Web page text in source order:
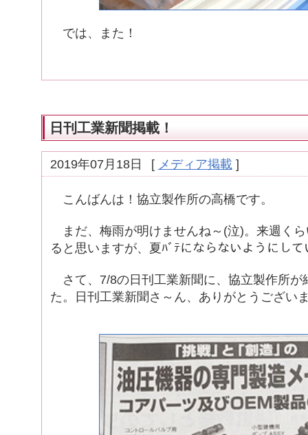
では、また！
日刊工業新聞掲載！
2019年07月18日 [ メディア掲載]
こんばんは！協立製作所の高橋です。
まだ、梅雨が明けませんね～(泣)。来週く
ると思いますが、夏ﾊﾞﾃにならないようにし
さて、7/8の日刊工業新聞に、協立製作所が
た。日刊工業新聞さ～ん、ありがとうござい